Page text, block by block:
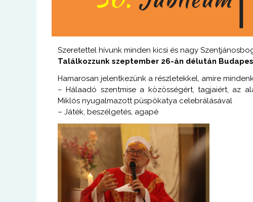
Szeretettel hívunk minden kicsi és nagy
Találkozzunk szeptember 26-án délután
Hamarosan jelentkezünk a részletekkel, amire
– Hálaadó szentmise a közösségért, tagjaiért, az
Miklós nyugalmazott püspökatya celebrálásával
– Játék, beszélgetés, agapé